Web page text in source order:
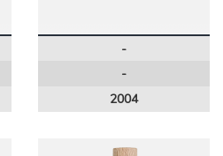
-
-
2004